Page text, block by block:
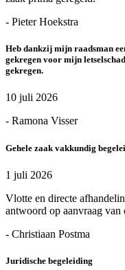
- Pieter Hoekstra
Heb dankzij mijn raadsman
gekregen voor mijn
gekregen.
10 juli 2026
- Ramona Visser
Gehele zaak vakkundig
1 juli 2026
Vlotte en directe
antwoord op aanvraag van
- Christiaan Postma
Juridische begeleiding